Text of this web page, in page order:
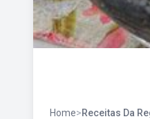
Home>Receitas Da